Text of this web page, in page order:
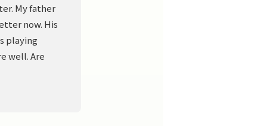
My father
now. His
playing
well. Are